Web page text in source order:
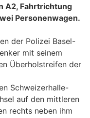
A2, Fahrtrichtung
Personenwagen.
der Polizei Basel-
mit seinem
Überholstreifen der
Schweizerhalle-
auf den mittleren
rechts neben ihm